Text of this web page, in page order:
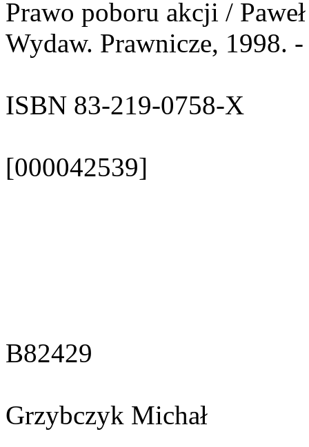
Prawo poboru akcji /
Wydaw. Prawnicze, 1998.
ISBN 83-219-0758-X
[000042539]
B82429
Grzybczyk Michał